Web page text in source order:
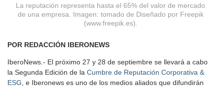
La reputación representa hasta el 65% del valor de mercado
de una empresa. Imagen: tomado de Diseñado por Freepik
(www.freepik.es).
POR REDACCIÓN IBERONEWS
IberoNews.- El próximo 27 y 28 de septiembre se llevará a cabo
la Segunda Edición de la Cumbre de Reputación Corporativa &
ESG , e Iberonews es uno de los medios aliados que difundirán